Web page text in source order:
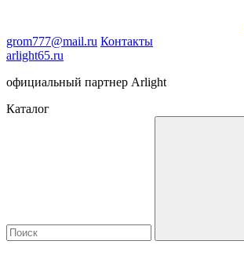
grom777@mail.ru Контакты
arlight65.ru
официальный партнер Arlight
Каталог